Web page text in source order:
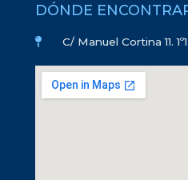
DÓNDE
C/ Manuel Cortina 11.